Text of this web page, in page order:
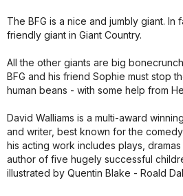
The BFG is a nice and jumbly giant. In
friendly giant in Giant Country.
All the other giants are big
BFG and his friend Sophie must stop
human beans - with some help from
David Walliams is a multi-award
and writer, best known for the
his acting work includes plays,
author of five hugely successful
illustrated by Quentin Blake - Roald